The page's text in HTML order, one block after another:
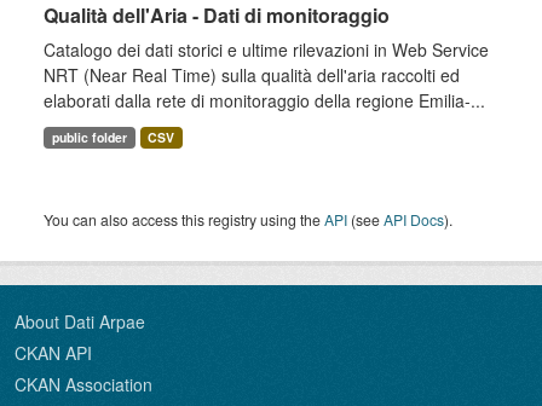
Qualità dell'Aria - Dati di monitoraggio
Catalogo dei dati storici e ultime rilevazioni in Web Service
NRT (Near Real Time) sulla qualità dell'aria raccolti ed
elaborati dalla rete di monitoraggio della regione Emilia-...
public folder CSV
You can also access this registry using theAPI (seeAPI Docs).
About Dati Arpae
CKAN API
CKAN Association